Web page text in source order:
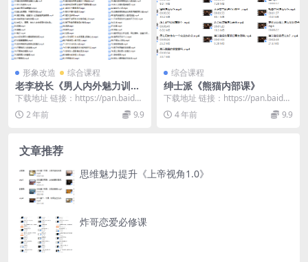
形象改造 综合课程
老李校长《男人内外魅力训练
营》
下载地址 链接：https://pan.baidu.
com/s/1WHoxaPS...
2 年前 9.9
综合课程
绅士派《熊猫内部课》
下载地址 链接：https://pan.baidu.
com/s/1eQAWyVQ...
4 年前 9.9
文章推荐
思维魅力提升《上帝视角1.0》
炸哥恋爱必修课